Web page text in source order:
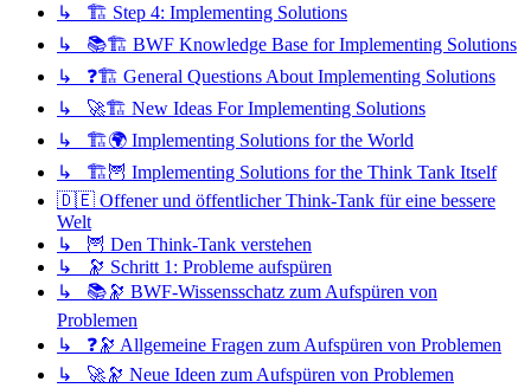
↳ 🏗️ Step 4: Implementing Solutions
↳ 📚🏗️ BWF Knowledge Base for Implementing Solutions
↳ ❓🏗️ General Questions About Implementing Solutions
↳ 🚀🏗️ New Ideas For Implementing Solutions
↳ 🏗️🌍 Implementing Solutions for the World
↳ 🏗️🦉 Implementing Solutions for the Think Tank Itself
🇩🇪 Offener und öffentlicher Think-Tank für eine bessere
Welt
↳ 🦉 Den Think-Tank verstehen
↳ 🔭 Schritt 1: Probleme aufspüren
↳ 📚🔭 BWF-Wissensschatz zum Aufspüren von
Problemen
↳ ❓🔭 Allgemeine Fragen zum Aufspüren von Problemen
↳ 🚀🔭 Neue Ideen zum Aufspüren von Problemen